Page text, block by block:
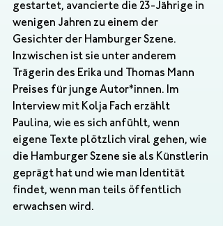
gestartet, avancierte die 23-Jährige in
wenigen Jahren zu einem der
Gesichter der Hamburger Szene.
Inzwischen ist sie unter anderem
Trägerin des Erika und Thomas Mann
Preises für junge Autor*innen. Im
Interview mit Kolja Fach erzählt
Paulina, wie es sich anfühlt, wenn
eigene Texte plötzlich viral gehen, wie
die Hamburger Szene sie als Künstlerin
geprägt hat und wie man Identität
findet, wenn man teils öffentlich
erwachsen wird.